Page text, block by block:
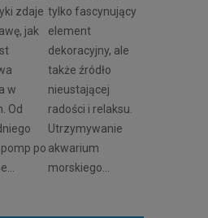
zdaje
jak
w
Od
po
tylko fascynujący
element
dekoracyjny, ale
także źródło
nieustającej
radości i relaksu.
Utrzymywanie
akwarium
morskiego...